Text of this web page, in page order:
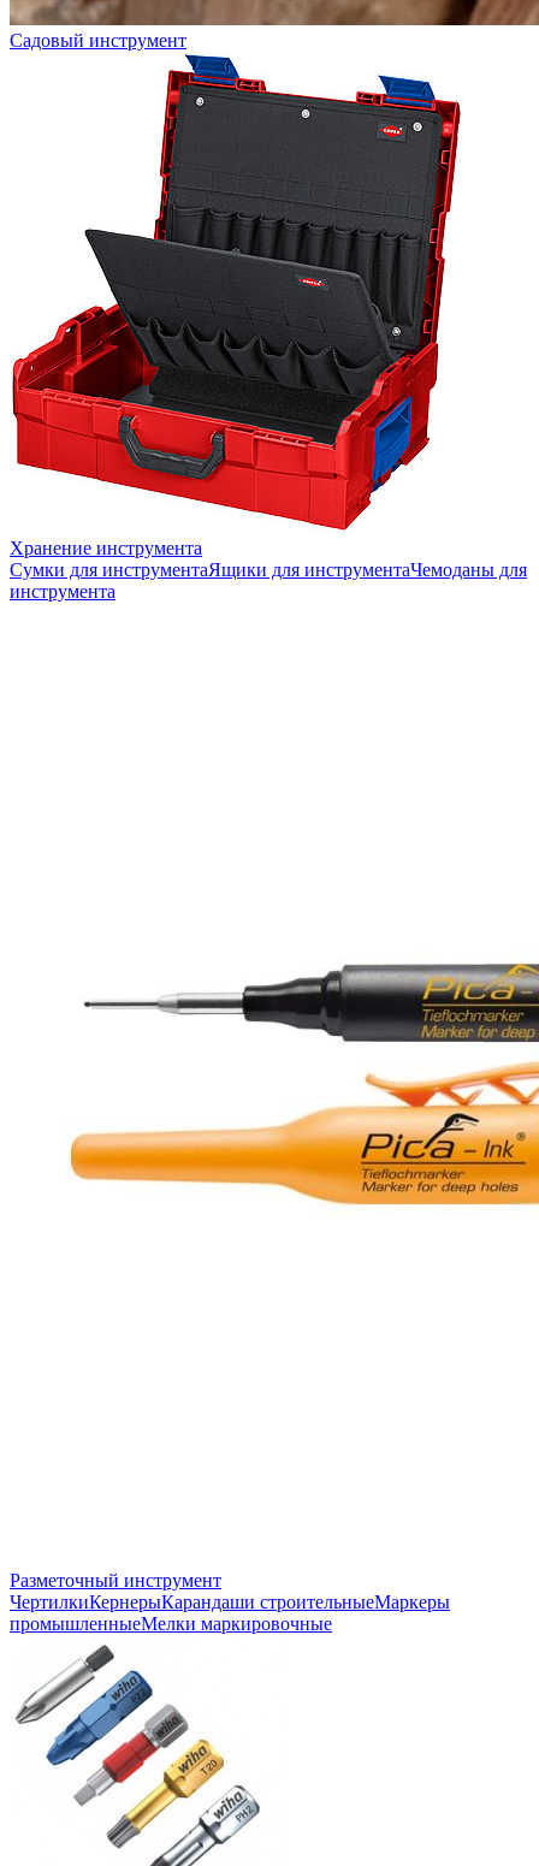
Садовый инструмент
Хранение инструмента
Сумки для инструментаЯщики для инструментаЧемоданы для
инструмента
Разметочный инструмент
ЧертилкиКернерыКарандаши строительныеМаркеры
промышленныеМелки маркировочные